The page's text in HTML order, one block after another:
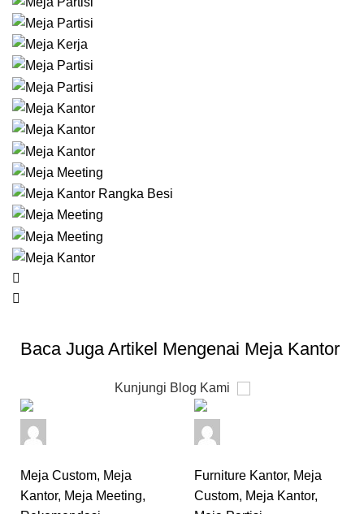
Baca Juga Artikel Mengenai Meja Kantor
Kunjungi Blog Kami
Meja Custom, Meja
Kantor, Meja Meeting,
Furniture Kantor, Meja
Custom, Meja Kantor,